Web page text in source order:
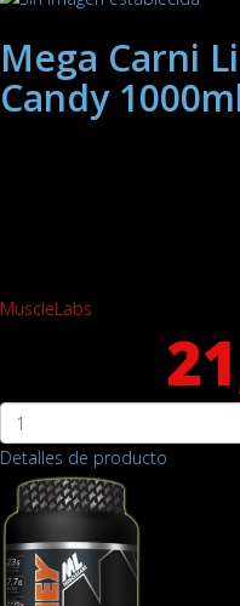
Mega Carni
Candy
MuscleLabs
Detalles de producto